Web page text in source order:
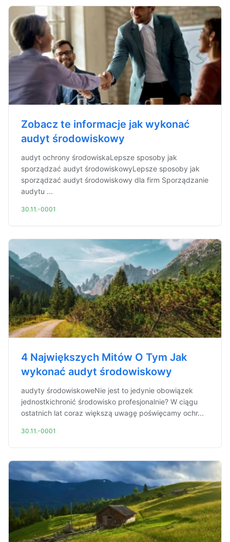
Zobacz te informacje jak wykonać
audyt środowiskowy
audyt ochrony środowiskaLepsze sposoby jak
sporządzać audyt środowiskowyLepsze sposoby jak
sporządzać audyt środowiskowy dla firm Sporządzanie
audytu ...
30.11.-0001
4 Największych Mitów O Tym Jak
wykonać audyt środowiskowy
audyty środowiskoweNie jest to jedynie obowiązek
jednostkichronić środowisko profesjonalnie? W ciągu
ostatnich lat coraz większą uwagę poświęcamy ochr...
30.11.-0001